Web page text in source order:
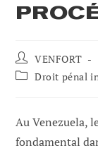
Auteur
de
VENFORT
Catégorie
:
Droit pénal
Au Venezuela,
fondamental